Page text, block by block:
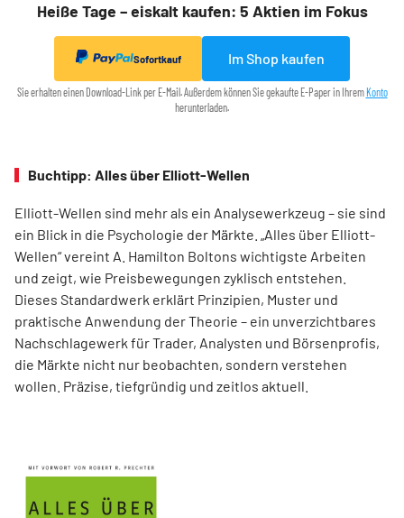
Heiße Tage – eiskalt kaufen: 5 Aktien im Fokus
Sofortkauf Im Shop kaufen
Sie erhalten einen Download-Link per E-Mail. Außerdem können Sie gekaufte E-Paper in Ihrem Konto
herunterladen.
Buchtipp: Alles über Elliott-Wellen
Elliott-Wellen sind mehr als ein Analysewerkzeug – sie sind
ein Blick in die Psychologie der Märkte. „Alles über Elliott-
Wellen“ vereint A. Hamilton Boltons wichtigste Arbeiten
und zeigt, wie Preisbewegungen zyklisch entstehen.
Dieses Standardwerk erklärt Prinzipien, Muster und
praktische Anwendung der Theorie – ein unverzichtbares
Nachschlagewerk für Trader, Analysten und Börsenprofis,
die Märkte nicht nur beobachten, sondern verstehen
wollen. Präzise, tiefgründig und zeitlos aktuell.